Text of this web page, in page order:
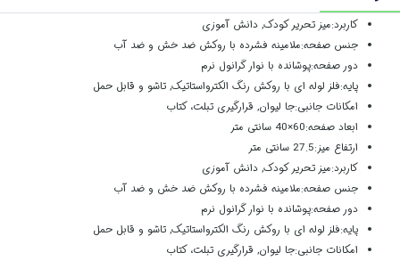
کاربرد:میز تحریر کودک, دانش آموزی
جنس صفحه:ملامینه فشرده با روکش ضد خش و ضد آب
دور صفحه:پوشانده با نوار گرانول نرم
پایه:فلز لوله ای با روکش رنگ الکترواستاتیک, تاشو و قابل حمل
امکانات جانبی:جا لیوان, قرارگیری تبلت، کتاب
ابعاد صفحه:60×40 سانتی متر
ارتفاع میز:27.5 سانتی متر
کاربرد:میز تحریر کودک, دانش آموزی
جنس صفحه:ملامینه فشرده با روکش ضد خش و ضد آب
دور صفحه:پوشانده با نوار گرانول نرم
پایه:فلز لوله ای با روکش رنگ الکترواستاتیک, تاشو و قابل حمل
امکانات جانبی:جا لیوان, قرارگیری تبلت، کتاب